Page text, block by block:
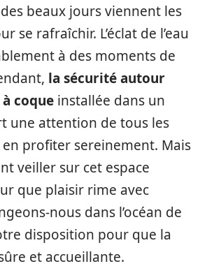
des beaux jours viennent les
se rafraîchir. L’éclat de l’eau
à des moments de
la sécurité autour
à coque installée dans un
une attention de tous les
profiter sereinement. Mais
veiller sur cet espace
que plaisir rime avec
nous dans l’océan de
disposition pour que la
et accueillante.